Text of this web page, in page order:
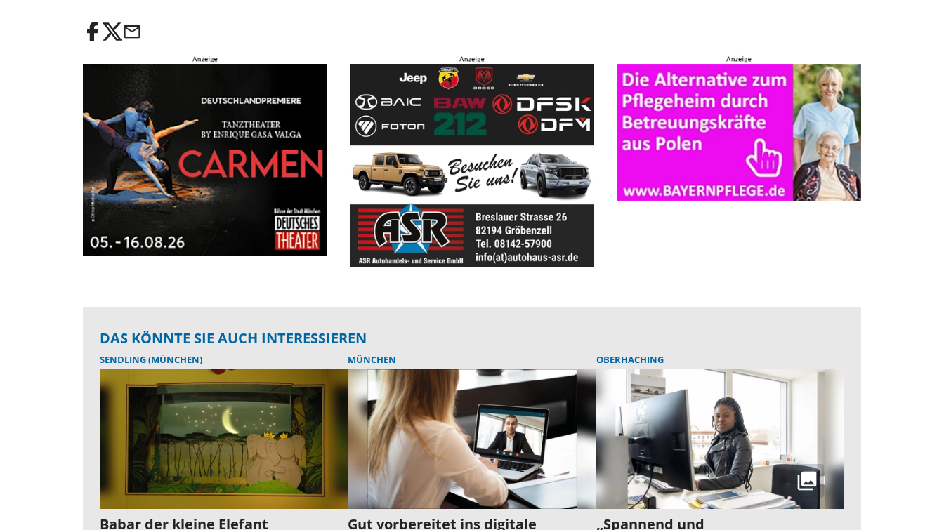
email
DAS KÖNNTE SIE AUCH INTERESSIEREN
SENDLING (MÜNCHEN)
Babar der kleine Elefant
MÜNCHEN
Gut vorbereitet ins digitale
OBERHACHING
„Spannend und